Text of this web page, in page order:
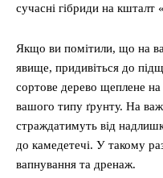
сучасні гібриди на кшталт
Якщо ви помітили, що на
явище, придивіться до
сортове дерево щеплене
вашого типу ґрунту. На
страждатимуть від
до камедетечі. У такому
вапнування та дренаж.